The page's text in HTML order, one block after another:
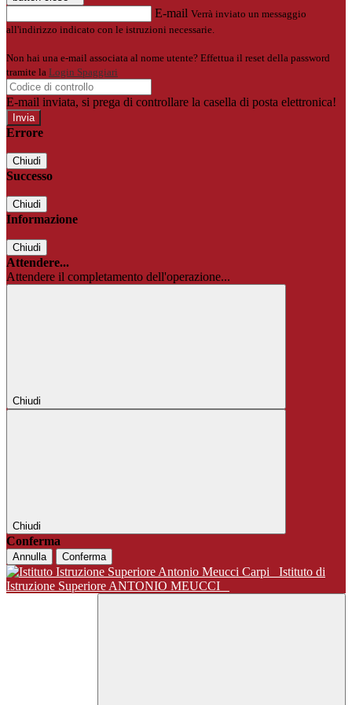
E-mail Verrà inviato un messaggio
all'indirizzo indicato con le istruzioni necessarie.
Non hai una e-mail associata al nome utente? Effettua il reset della password
tramite la Login Spaggiari
E-mail inviata, si prega di controllare la casella di posta elettronica!
Errore
Chiudi
Successo
Chiudi
Informazione
Chiudi
Attendere...
Attendere il completamento dell'operazione...
Chiudi
Chiudi
Conferma
Annulla Conferma
Istituto di
Istruzione Superiore ANTONIO MEUCCI